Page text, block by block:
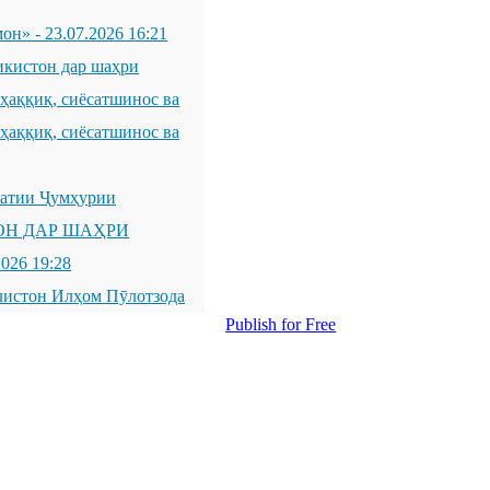
- 23.07.2026 16:21
дар шаҳри
сиёсатшинос ва
сиёсатшинос ва
Ҷумҳурии
ДАР ШАҲРИ
19:28
Илҳом Пӯлотзода
Publish for Free